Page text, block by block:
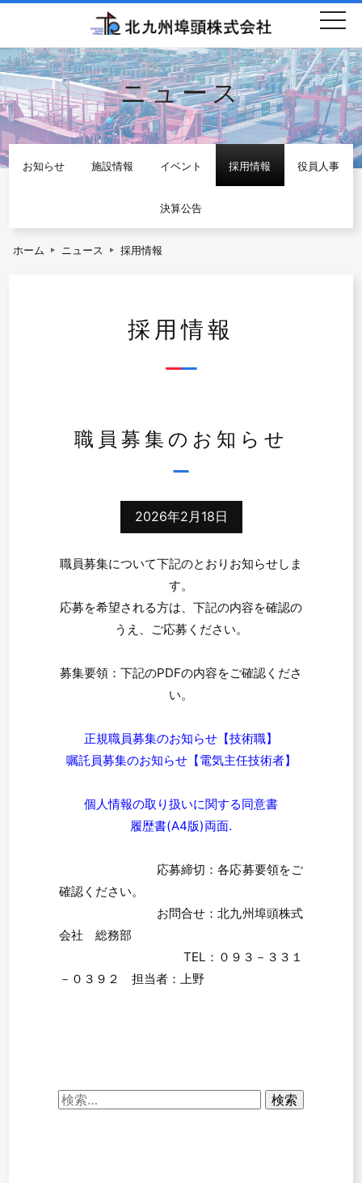
ニュース
お知らせ 施設情報 イベント 採用情報 役員人事
決算公告
ホーム ニュース 採用情報
採用情報
職員募集のお知らせ
2026年2月18日
職員募集について下記のとおりお知らせしま
す。
応募を希望される方は、下記の内容を確認の
うえ、ご応募ください。
募集要領：下記のPDFの内容をご確認くださ
い。
正規職員募集のお知らせ【技術職】
嘱託員募集のお知らせ【電気主任技術者】
個人情報の取り扱いに関する同意書
履歴書(A4版)両面.
応募締切：各応募要領をご
確認ください。
お問合せ：北九州埠頭株式
会社 総務部
TEL：０９３－３３１
－０３９２ 担当者：上野
検
索: